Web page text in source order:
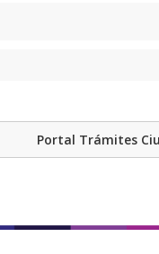
Portal Trámites